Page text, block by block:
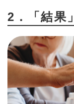
2．「結果」